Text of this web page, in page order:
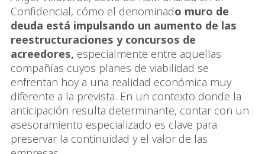
Confidencial, cómo el denominado muro de
deuda está impulsando un aumento de las
reestructuraciones y concursos de
acreedores, especialmente entre aquellas
compañías cuyos planes de viabilidad se
enfrentan hoy a una realidad económica muy
diferente a la prevista. En un contexto donde la
anticipación resulta determinante, contar con un
asesoramiento especializado es clave para
preservar la continuidad y el valor de las